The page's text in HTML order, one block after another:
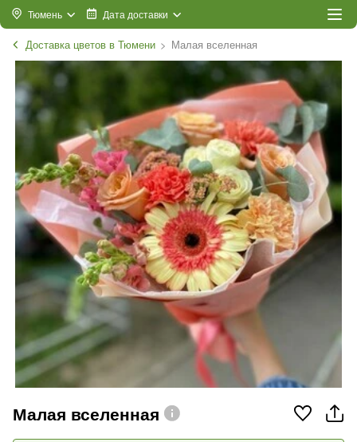
Тюмень Дата доставки
Доставка цветов в Тюмени Малая вселенная
Малая вселенная